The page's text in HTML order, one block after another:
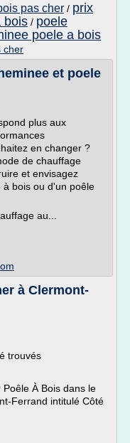
pas cher / prix
bois / poele
poele a bois
cher
et poele
plus aux
en changer ?
de chauffage
et envisagez
à bois ou d'un poêle
au...
à Clermont-
trouvés
À Bois dans le
Ferrand intitulé Côté